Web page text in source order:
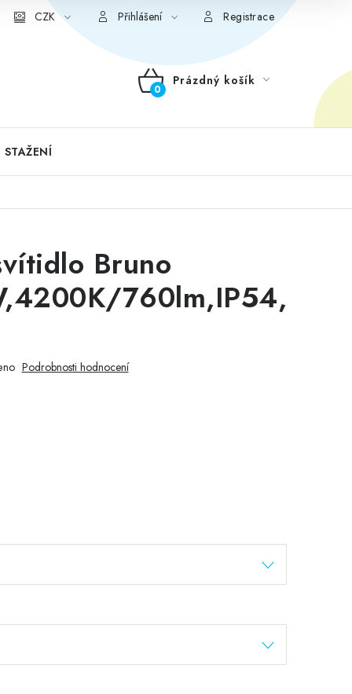
CZK Přihlášení Registrace
NÁKUPNÍ
Prázdný košík
STAŽENÍ
Bruno
760lm,IP54,
Podrobnosti hodnocení